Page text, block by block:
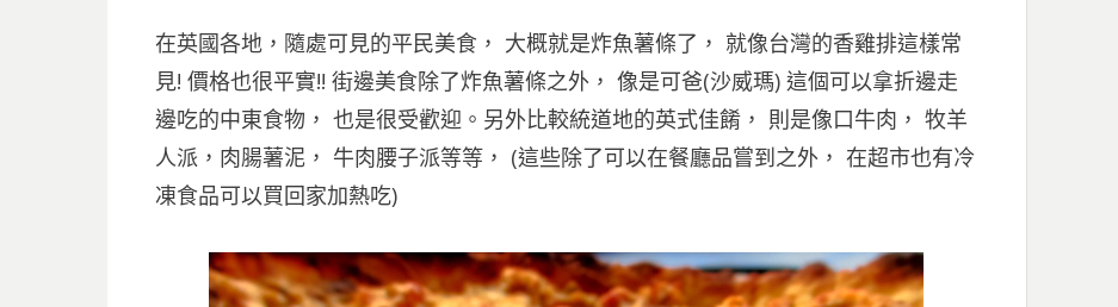
在英國各地，隨處可見的平民美食， 大概就是炸魚薯條了， 就像台灣的香雞排這樣常
見! 價格也很平實!! 街邊美食除了炸魚薯條之外， 像是可爸(沙威瑪) 這個可以拿折邊走
邊吃的中東食物， 也是很受歡迎。另外比較統道地的英式佳餚， 則是像口牛肉， 牧羊
人派，肉腸薯泥， 牛肉腰子派等等， (這些除了可以在餐廳品嘗到之外， 在超市也有冷
凍食品可以買回家加熱吃)